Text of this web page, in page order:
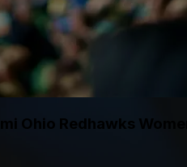
Ohio Redhawks